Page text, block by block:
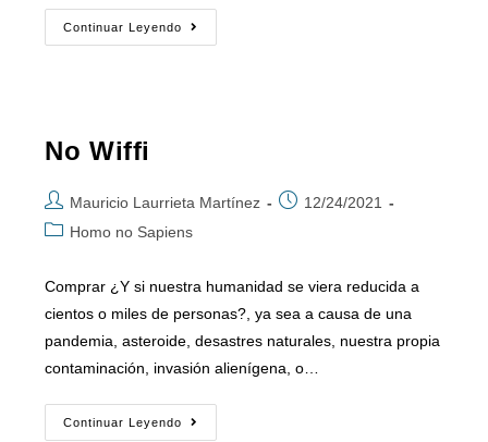
Continuar Leyendo
No Wiffi
Mauricio Laurrieta Martínez
12/24/2021
Homo no Sapiens
Comprar ¿Y si nuestra humanidad se viera reducida a
cientos o miles de personas?, ya sea a causa de una
pandemia, asteroide, desastres naturales, nuestra propia
contaminación, invasión alienígena, o…
Continuar Leyendo